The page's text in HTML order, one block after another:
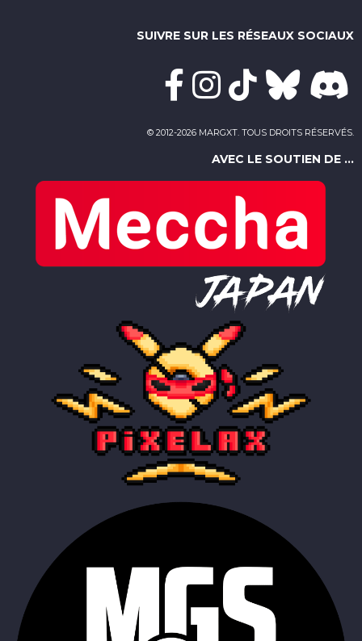
SUIVRE SUR LES RÉSEAUX SOCIAUX
© 2012-2026 MARGXT. TOUS DROITS RÉSERVÉS.
AVEC LE SOUTIEN DE ...